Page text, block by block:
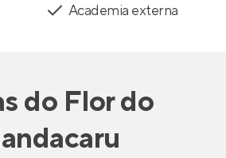
Academia externa
do Flor do